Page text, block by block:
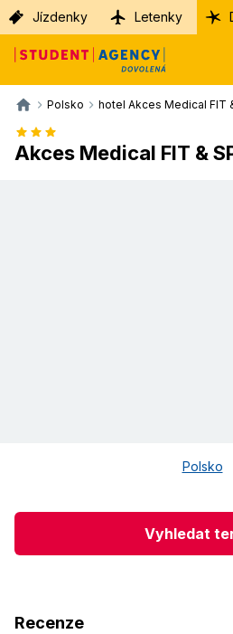
Jízdenky Letenky
Polsko hotel Akces Medical FIT
Akces Medical FIT &
Polsko
Vyhledat
Recenze